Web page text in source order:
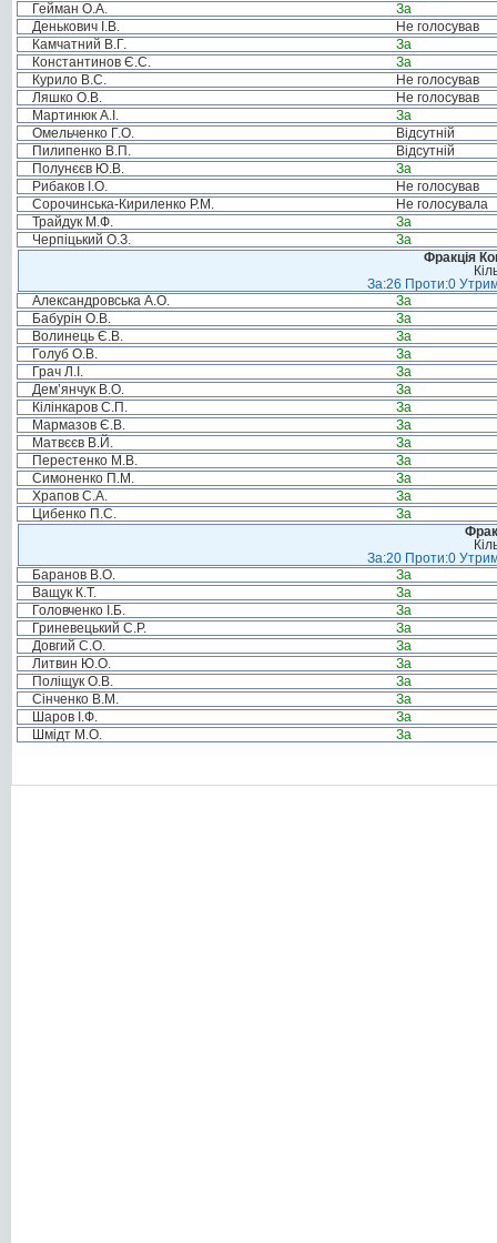
Гейман О.А.
За
Денькович І.В.
Не голосував
Камчатний В.Г.
За
Константинов Є.С.
За
Курило В.С.
Не голосував
Ляшко О.В.
Не голосував
Мартинюк А.І.
За
Омельченко Г.О.
Відсутній
Пилипенко В.П.
Відсутній
Полунєєв Ю.В.
За
Рибаков І.О.
Не голосував
Сорочинська-Кириленко Р.М.
Не голосувала
Трайдук М.Ф.
За
Черпіцький О.З.
За
Фракція
За:26 Проти:0
Александровська А.О.
За
Бабурін О.В.
За
Волинець Є.В.
За
Голуб О.В.
За
Грач Л.І.
За
Дем’янчук В.О.
За
Кілінкаров С.П.
За
Мармазов Є.В.
За
Матвєєв В.Й.
За
Перестенко М.В.
За
Симоненко П.М.
За
Храпов С.А.
За
Цибенко П.С.
За
За:20 Проти:0
Баранов В.О.
За
Ващук К.Т.
За
Головченко І.Б.
За
Гриневецький С.Р.
За
Довгий С.О.
За
Литвин Ю.О.
За
Поліщук О.В.
За
Сінченко В.М.
За
Шаров І.Ф.
За
Шмідт М.О.
За